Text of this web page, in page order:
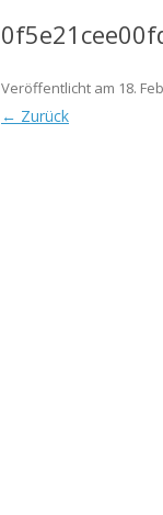
Veröffentlicht am 18.
← Zurück